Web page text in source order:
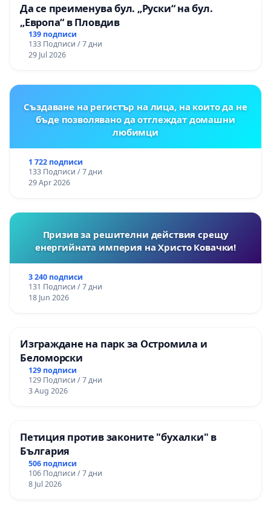
Да се преименува бул. „Руски“ на бул.
„Европа“ в Пловдив
139 подписи
133 Подписи / 7 дни
29 Jul 2026
Създаване на регистър на лица, на които да не
бъде позволявано да отглеждат домашни
любимци
1 722 подписи
133 Подписи / 7 дни
29 Apr 2026
Призив за решителни действия срещу
енергийната империя на Христо Ковачки!
3 240 подписи
131 Подписи / 7 дни
18 Jun 2026
Изграждане на парк за Остромила и
Беломорски
129 подписи
129 Подписи / 7 дни
3 Aug 2026
Петиция против законите "бухалки" в
България
506 подписи
106 Подписи / 7 дни
8 Jul 2026